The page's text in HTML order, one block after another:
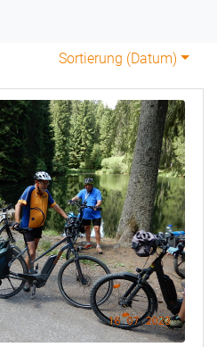
Sortierung (Datum)